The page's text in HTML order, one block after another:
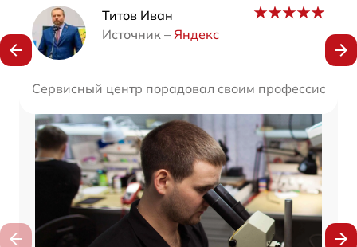
Титов Иван
Источник – Яндекс
Сервисный центр порадовал своим
Наши мастера